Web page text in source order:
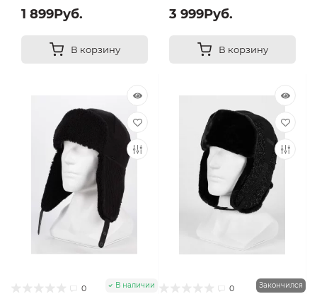
1 899Руб.
В корзину
3 999Руб.
В корзину
0 В наличии 0 Закончился